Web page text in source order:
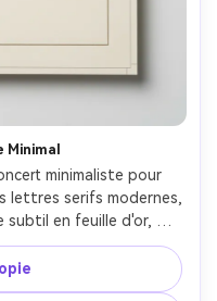
Minimal
minimaliste pour
lettres serifs modernes,
en feuille d'or,
centrée, palette
grille propre,
majuscules, look